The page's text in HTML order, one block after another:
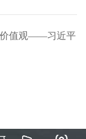
价值观——习近平